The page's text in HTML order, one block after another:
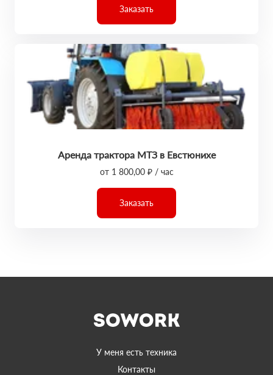
Заказать
Аренда трактора МТЗ в Евстюнихе
от 1 800,00 ₽ / час
Заказать
У меня есть техника
Контакты